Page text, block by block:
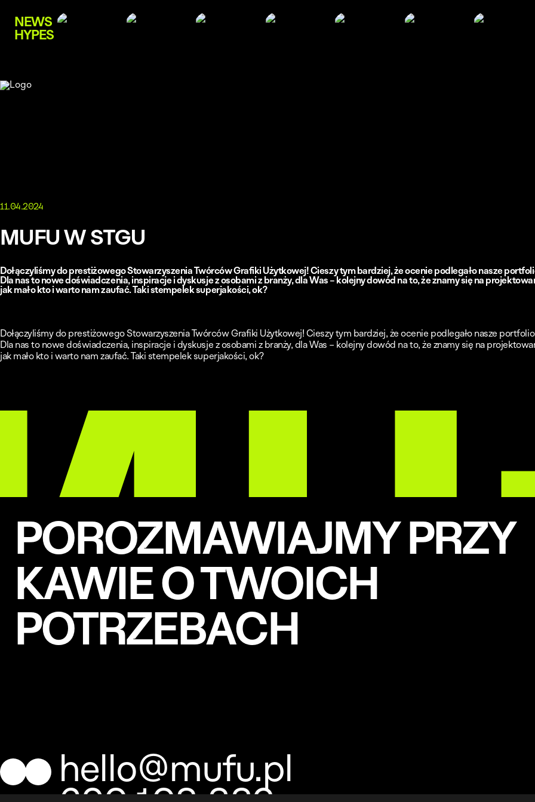
NEWS
HYPES
11.04.2024
MUFU W STGU
Dołączyliśmy do prestiżowego Stowarzyszenia Twórców Grafiki Użytkowej! Cieszy tym bardziej, że ocenie podlegało nasze
Dla nas to nowe doświadczenia, inspiracje i dyskusje z osobami z branży, dla Was – kolejny dowód na to, że znamy się na
jak mało kto i warto nam zaufać. Taki stempelek superjakości, ok?
Dołączyliśmy do prestiżowego Stowarzyszenia Twórców Grafiki Użytkowej! Cieszy tym bardziej, że ocenie podlegało nasze
Dla nas to nowe doświadczenia, inspiracje i dyskusje z osobami z branży, dla Was – kolejny dowód na to, że znamy się na
jak mało kto i warto nam zaufać. Taki stempelek superjakości, ok?
POROZMAWIAJMY PRZY
KAWIE O TWOICH
POTRZEBACH
hello@mufu.pl